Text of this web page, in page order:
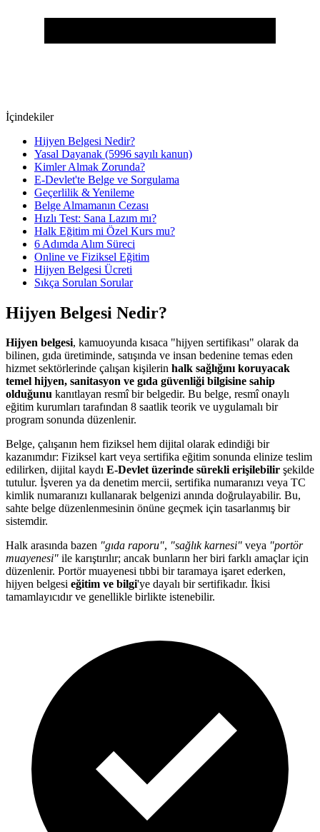
İçindekiler
Hijyen Belgesi Nedir?
Yasal Dayanak (5996 sayılı kanun)
Kimler Almak Zorunda?
E-Devlet'te Belge ve Sorgulama
Geçerlilik & Yenileme
Belge Almamanın Cezası
Hızlı Test: Sana Lazım mı?
Halk Eğitim mi Özel Kurs mu?
6 Adımda Alım Süreci
Online ve Fiziksel Eğitim
Hijyen Belgesi Ücreti
Sıkça Sorulan Sorular
Hijyen Belgesi Nedir?
Hijyen belgesi, kamuoyunda kısaca "hijyen sertifikası" olarak da
bilinen, gıda üretiminde, satışında ve insan bedenine temas eden
hizmet sektörlerinde çalışan kişilerin halk sağlığını koruyacak
temel hijyen, sanitasyon ve gıda güvenliği bilgisine sahip
olduğunu kanıtlayan resmî bir belgedir. Bu belge, resmî onaylı
eğitim kurumları tarafından 8 saatlik teorik ve uygulamalı bir
program sonunda düzenlenir.
Belge, çalışanın hem fiziksel hem dijital olarak edindiği bir
kazanımdır: Fiziksel kart veya sertifika eğitim sonunda elinize teslim
edilirken, dijital kaydı E-Devlet üzerinde sürekli erişilebilir şekilde
tutulur. İşveren ya da denetim mercii, sertifika numaranızı veya TC
kimlik numaranızı kullanarak belgenizi anında doğrulayabilir. Bu,
sahte belge düzenlenmesinin önüne geçmek için tasarlanmış bir
sistemdir.
Halk arasında bazen "gıda raporu", "sağlık karnesi" veya "portör
muayenesi" ile karıştırılır; ancak bunların her biri farklı amaçlar için
düzenlenir. Portör muayenesi tıbbi bir taramaya işaret ederken,
hijyen belgesi eğitim ve bilgi'ye dayalı bir sertifikadır. İkisi
tamamlayıcıdır ve genellikle birlikte istenebilir.